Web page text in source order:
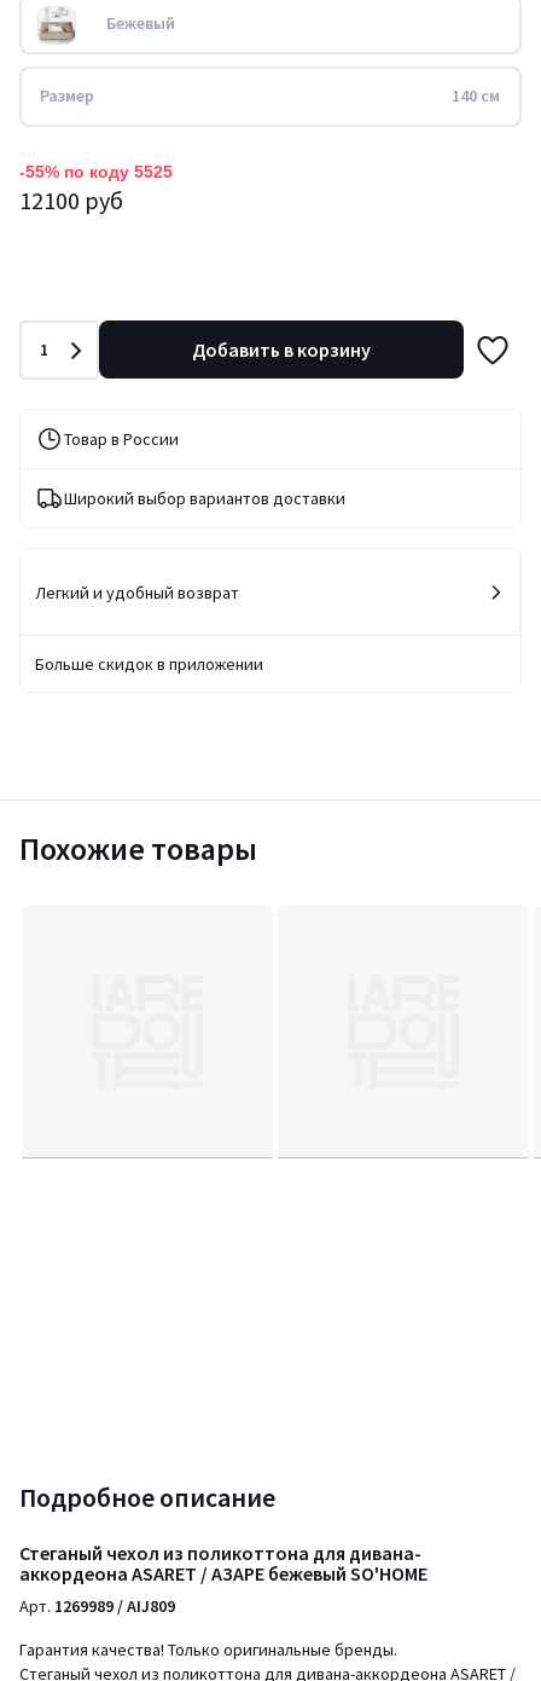
Бежевый
Размер 140 см
-55% по коду 5525
12100 руб
Количество
1 Добавить в корзину
Товар в России
Широкий выбор вариантов доставки
Легкий и удобный возврат
Больше скидок в приложении
Похожие товары
Подробное описание
Стеганый чехол из поликоттона для дивана-
аккордеона ASARET / АЗАРЕ бежевый SO'HOME
Арт. 1269989 / AIJ809
Гарантия качества! Только оригинальные бренды.
Стеганый чехол из поликоттона для дивана-аккордеона ASARET /